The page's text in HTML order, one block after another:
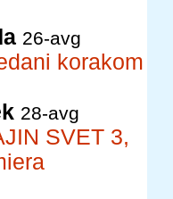
26-avg
korakom
28-avg
SVET 3,